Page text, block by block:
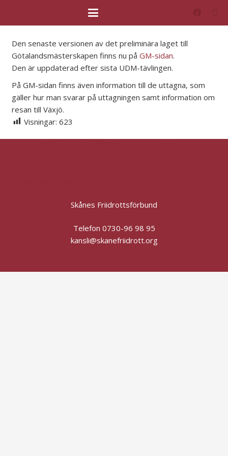
Den senaste versionen av det preliminära laget till
Götalandsmästerskapen finns nu på GM-sidan.
Den är uppdaterad efter sista UDM-tävlingen.
På GM-sidan finns även information till de uttagna, som
gäller hur man svarar på uttagningen samt information om
resan till Växjö.
Visningar: 623
Skånes Friidrottsförbund
Telefon 0730-96 98 95
kansli@skanefriidrott.org